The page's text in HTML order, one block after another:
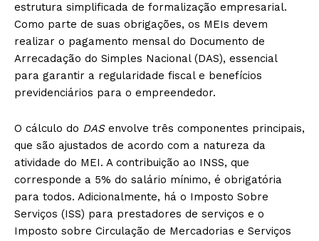
estrutura simplificada de formalização empresarial.
Como parte de suas obrigações, os MEIs devem
realizar o pagamento mensal do Documento de
Arrecadação do Simples Nacional (DAS), essencial
para garantir a regularidade fiscal e benefícios
previdenciários para o empreendedor.
O cálculo do DASenvolve três componentes principais,
que são ajustados de acordo com a natureza da
atividade do MEI. A contribuição ao INSS, que
corresponde a 5% do salário mínimo, é obrigatória
para todos. Adicionalmente, há o Imposto Sobre
Serviços (ISS) para prestadores de serviços e o
Imposto sobre Circulação de Mercadorias e Serviços